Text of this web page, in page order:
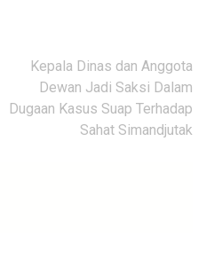
Kepala Dinas dan Anggota
Dewan Jadi Saksi Dalam
Dugaan Kasus Suap Terhadap
Sahat Simandjutak